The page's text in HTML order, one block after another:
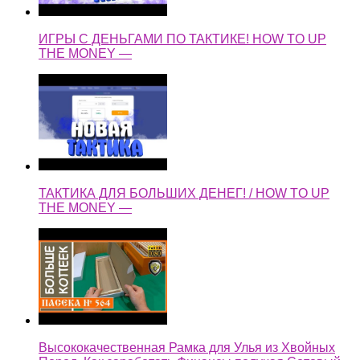
ИГРЫ С ДЕНЬГАМИ ПО ТАКТИКЕ! HOW TO UP
THE MONEY —
ТАКТИКА ДЛЯ БОЛЬШИХ ДЕНЕГ! / HOW TO UP
THE MONEY —
Высококачественная Рамка для Улья из Хвойных